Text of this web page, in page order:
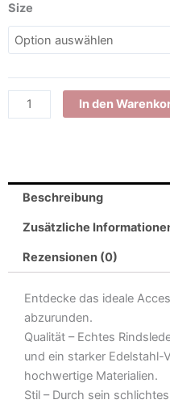
Size
In den
Beschreibung
Zusätzliche
Rezensionen (0)
Entdecke das ideale
abzurunden.
Qualität – Echtes
und ein starker Edelstahl-
hochwertige Materialien.
Stil – Durch sein